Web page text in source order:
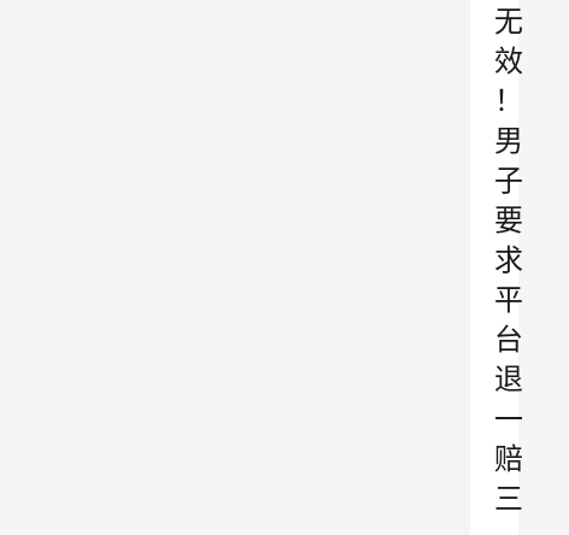
无
效
！
男
子
要
求
平
台
退
一
赔
三